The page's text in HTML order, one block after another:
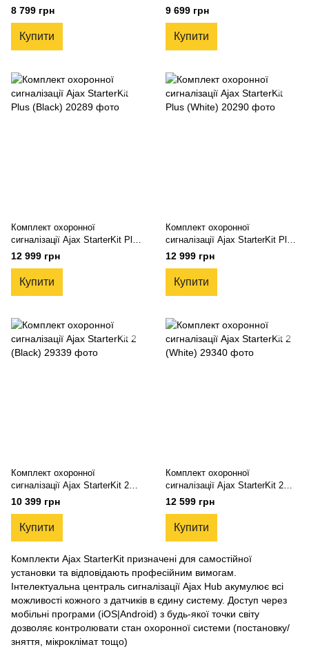
(Black)
8 799 грн
Купити
(White)
9 699 грн
Купити
Комплект охоронної
сигналізації Ajax StarterKit Plus
(Black)
12 999 грн
Купити
Комплект охоронної
сигналізації Ajax StarterKit Plus
(White)
12 999 грн
Купити
Комплект охоронної
сигналізації Ajax StarterKit 2
(Black)
10 399 грн
Купити
Комплект охоронної
сигналізації Ajax StarterKit 2
(White)
12 599 грн
Купити
Комплекти Ajax StarterKit призначені для самостійної
установки та відповідають професійним вимогам.
Інтелектуальна централь сигналізації Ajax Hub акумулює всі
можливості кожного з датчиків в єдину систему. Доступ через
мобільні програми (iOS|Android) з будь-якої точки світу
дозволяє контролювати стан охоронної системи (постановку/
зняття, мікроклімат тощо)